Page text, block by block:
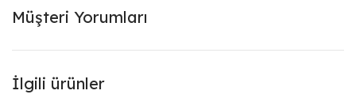
Müşteri Yorumları
İlgili ürünler